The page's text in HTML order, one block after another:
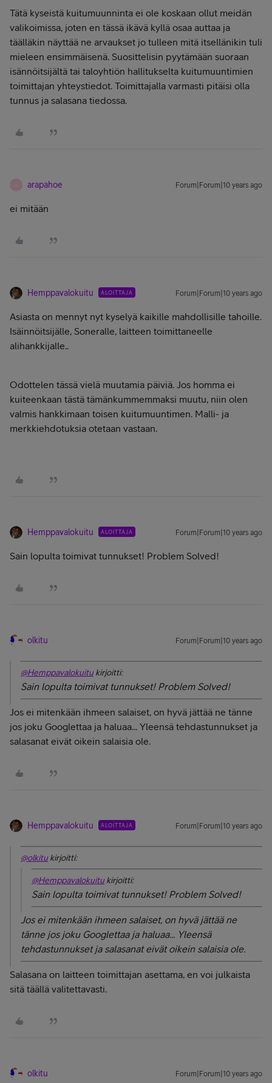
Tätä kyseistä kuitumuunninta ei ole koskaan ollut meidän
valikoimissa, joten en tässä ikävä kyllä osaa auttaa ja
täälläkin näyttää ne arvaukset jo tulleen mitä itsellänikin tuli
mieleen ensimmäisenä. Suosittelisin pyytämään suoraan
isännöitsijältä tai taloyhtiön hallitukselta kuitumuuntimien
toimittajan yhteystiedot. Toimittajalla varmasti pitäisi olla
tunnus ja salasana tiedossa.
arapahoe Forum|Forum|10 years ago
ei mitään
Hemppavalokuitu ALOITTAJA Forum|Forum|10 years ago
Asiasta on mennyt nyt kyselyä kaikille mahdollisille tahoille.
Isäinnöitsijälle, Soneralle, laitteen toimittaneelle
alihankkijalle..
Odottelen tässä vielä muutamia päiviä. Jos homma ei
kuiteenkaan tästä tämänkummemmaksi muutu, niin olen
valmis hankkimaan toisen kuitumuuntimen. Malli- ja
merkkiehdotuksia otetaan vastaan.
Hemppavalokuitu ALOITTAJA Forum|Forum|10 years ago
Sain lopulta toimivat tunnukset! Problem Solved!
olkitu Forum|Forum|10 years ago
@Hemppavalokuitukirjoitti:
Sain lopulta toimivat tunnukset! Problem Solved!
Jos ei mitenkään ihmeen salaiset, on hyvä jättää ne tänne
jos joku Googlettaa ja haluaa... Yleensä tehdastunnukset ja
salasanat eivät oikein salaisia ole.
Hemppavalokuitu ALOITTAJA Forum|Forum|10 years ago
@olkitukirjoitti:
@Hemppavalokuitukirjoitti:
Sain lopulta toimivat tunnukset! Problem Solved!
Jos ei mitenkään ihmeen salaiset, on hyvä jättää ne
tänne jos joku Googlettaa ja haluaa... Yleensä
tehdastunnukset ja salasanat eivät oikein salaisia ole.
Salasana on laitteen toimittajan asettama, en voi julkaista
sitä täällä valitettavasti.
olkitu Forum|Forum|10 years ago